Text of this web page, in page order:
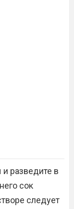
разведите в
сок
следует